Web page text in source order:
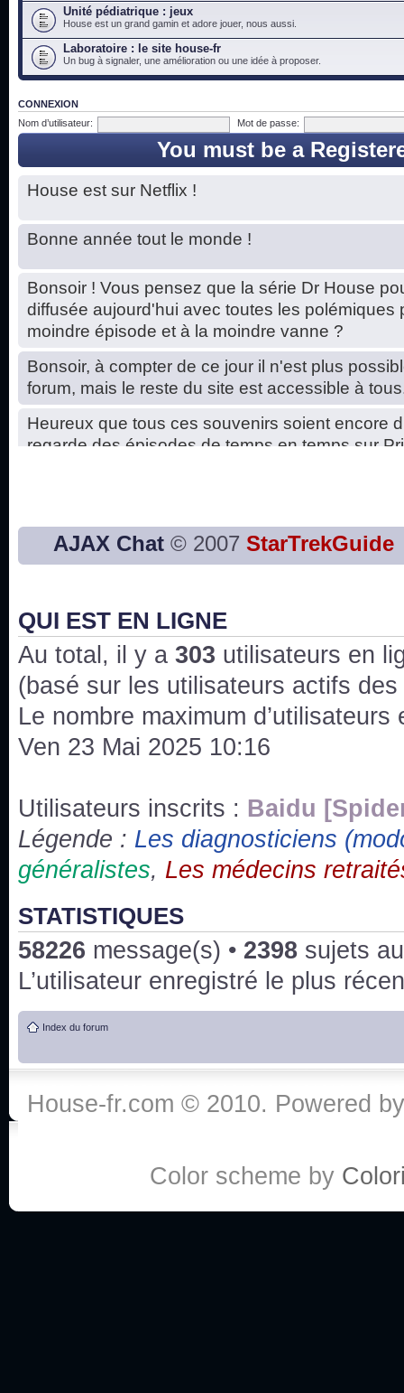
Unité pédiatrique : jeux
House est un grand gamin et adore jouer, nous aussi.
Laboratoire : le site house-fr
Un bug à signaler, une amélioration ou une idée à proposer.
CONNEXION
Nom d’utilisateur:
Mot de passe:
You must be a
House est sur Netflix !
Bonne année tout le monde !
Bonsoir ! Vous pensez que la série Dr House
diffusée aujourd'hui avec toutes les polémiques
moindre épisode et à la moindre vanne ?
Bonsoir, à compter de ce jour il n'est plus
forum, mais le reste du site est accessible à
Heureux que tous ces souvenirs soient encore
regarde des épisodes de temps en temps sur
Bon, 2020, ça n'a pas trop marché. JE vous
issus des saisons 6; 7 et 8 !
Bonne année 2020 !
Bonne année 2019 !
Joyeux Noël !
Bonne année tout le monde !
Un peu de ménage, spams supprimés. Depuis
chaines françaises diffusent House, HD1 et
3x24 Human Error mais je suis pas sur
Bonjour j'aimerais que l'on m'aide à trouver un
qu'une personne fait un arrêt cardiaque mais
:he:
Salut tout le monde ! Je me fais un petit après
AJAX Chat © 2007 StarTrekGuide
QUI EST EN LIGNE
Au total, il y a 303 utilisateurs en
(basé sur les utilisateurs actifs
Le nombre maximum
Ven 23 Mai 2025 10:16
Utilisateurs inscrits : Baidu
Légende : Les diagnosticiens
généralistes, Les médecins
STATISTIQUES
58226 message(s) • 2398 sujets
L’utilisateur enregistré le plus
Index du forum
House-fr.com © 2010. Powered
Color scheme by